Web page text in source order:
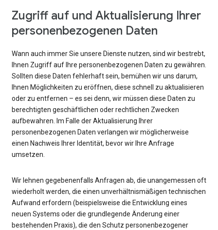
Zugriff auf und Aktualisierung Ihrer
personenbezogenen Daten
Wann auch immer Sie unsere Dienste nutzen, sind wir bestrebt,
Ihnen Zugriff auf Ihre personenbezogenen Daten zu gewähren.
Sollten diese Daten fehlerhaft sein, bemühen wir uns darum,
Ihnen Möglichkeiten zu eröffnen, diese schnell zu aktualisieren
oder zu entfernen – es sei denn, wir müssen diese Daten zu
berechtigten geschäftlichen oder rechtlichen Zwecken
aufbewahren. Im Falle der Aktualisierung Ihrer
personenbezogenen Daten verlangen wir möglicherweise
einen Nachweis Ihrer Identität, bevor wir Ihre Anfrage
umsetzen.
Wir lehnen gegebenenfalls Anfragen ab, die unangemessen oft
wiederholt werden, die einen unverhältnismäßigen technischen
Aufwand erfordern (beispielsweise die Entwicklung eines
neuen Systems oder die grundlegende Änderung einer
bestehenden Praxis), die den Schutz personenbezogener